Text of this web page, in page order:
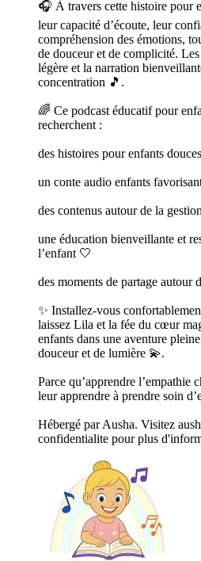
🎧 À travers cette histoire pour
leur capacité d’écoute, leur
compréhension des émotions,
de douceur et de complicité.
légère et la narration
concentration 🎵.
🌈 Ce podcast éducatif pour
recherchent :
des histoires pour enfants
un conte audio enfants
des contenus autour de la
une éducation bienveillante et
l’enfant 🤍
des moments de partage autour
✨ Installez-vous
laissez Lila et la fée du cœur
enfants dans une aventure
douceur et de lumière 💫.
Parce qu’apprendre l’empathie
leur apprendre à prendre soin
Hébergé par Ausha. Visitez
confidentialite pour plus